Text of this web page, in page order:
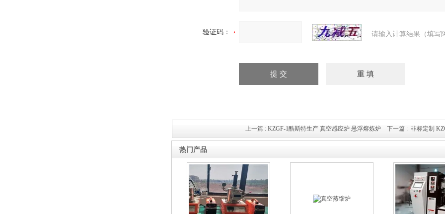
验证码： 请输入计算结果（填写
上一篇 : KZGF-1酷斯特生产 真空感应炉 悬浮熔炼炉 下一篇 : 非标定制
热门产品